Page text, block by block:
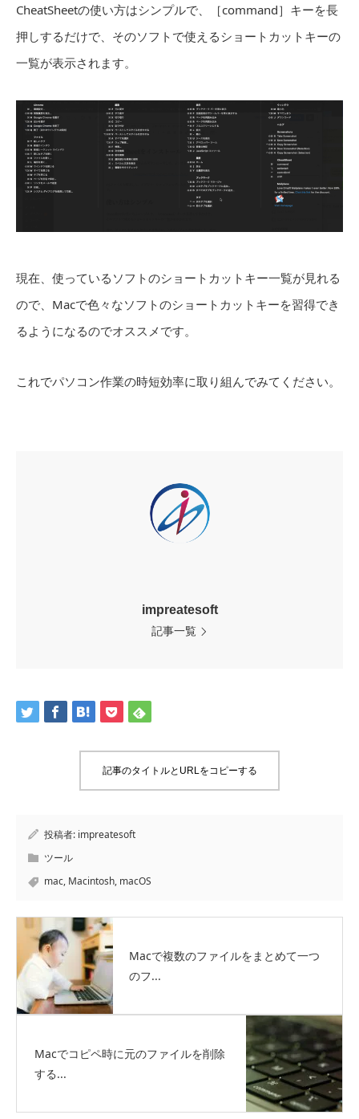
CheatSheetの使い方はシンプルで、［command］キーを長
押しするだけで、そのソフトで使えるショートカットキーの
一覧が表示されます。
現在、使っているソフトのショートカットキー一覧が見れる
ので、Macで色々なソフトのショートカットキーを習得でき
るようになるのでオススメです。
これでパソコン作業の時短効率に取り組んでみてください。
impreatesoft
記事一覧
記事のタイトルとURLをコピーする
投稿者: impreatesoft
ツール
mac, Macintosh, macOS
Macで複数のファイルをまとめて一つ
のフ...
Macでコピペ時に元のファイルを削除
する...